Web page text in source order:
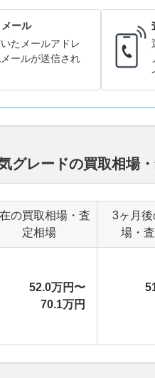
ール
たメールアドレ
ールが送信され
グレードの買取相場
の買取相場・査
定相場
3ヶ月
場・
52.0万円〜
70.1万円